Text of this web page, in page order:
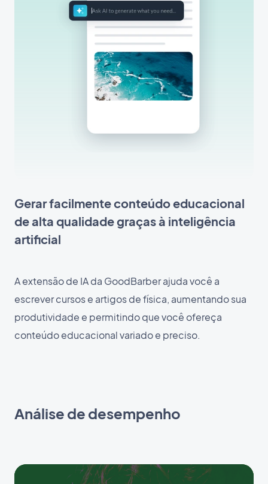
Gerar facilmente conteúdo educacional
de alta qualidade graças à inteligência
artificial
A extensão de IA da GoodBarber ajuda você a
escrever cursos e artigos de física, aumentando sua
produtividade e permitindo que você ofereça
conteúdo educacional variado e preciso.
Análise de desempenho